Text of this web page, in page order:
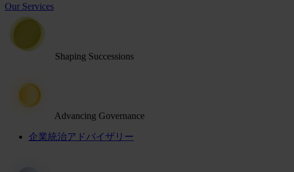
Our Services
Shaping Successions
Advancing Governance
企業統治アドバイザリー